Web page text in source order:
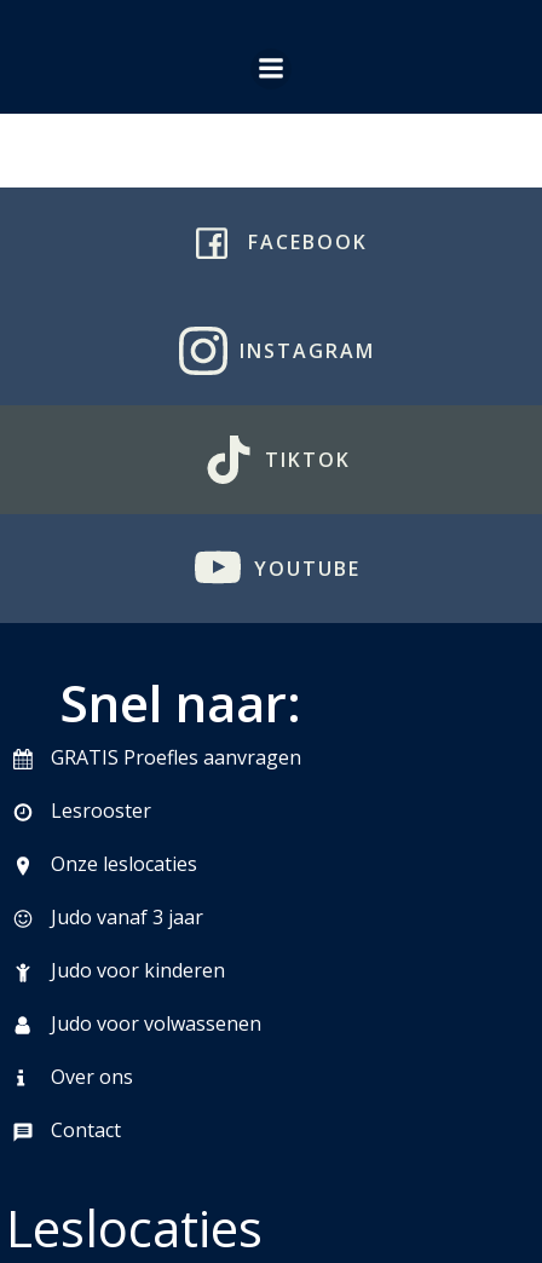
de
FACEBOOK
INSTAGRAM
TIKTOK
YOUTUBE
Snel naar:
GRATIS Proefles aanvragen
Lesrooster
Onze leslocaties
Judo vanaf 3 jaar
Judo voor kinderen
Judo voor volwassenen
Over ons
Contact
Leslocaties